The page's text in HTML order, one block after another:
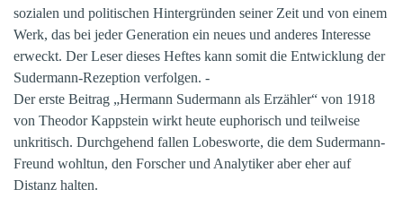
sozialen und politischen Hintergründen seiner Zeit und von einem
Werk, das bei jeder Generation ein neues und anderes Interesse
erweckt. Der Leser dieses Heftes kann somit die Entwicklung der
Sudermann-Rezeption verfolgen. -
Der erste Beitrag „Hermann Sudermann als Erzähler“ von 1918
von Theodor Kappstein wirkt heute euphorisch und teilweise
unkritisch. Durchgehend fallen Lobesworte, die dem Sudermann-
Freund wohltun, den Forscher und Analytiker aber eher auf
Distanz halten.